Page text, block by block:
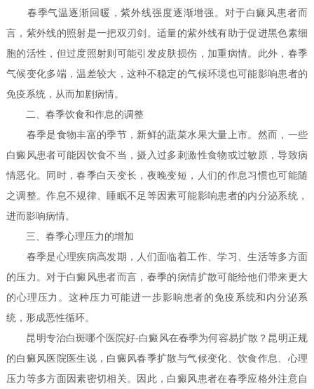
春季气温逐渐回暖，紫外线强度逐渐增强。对于白癜风患者而
言，紫外线的照射是一把双刃剑。适量的紫外线有助于促进黑色素细
胞的活性，但过度照射则可能引发皮肤损伤，加重病情。此外，春季
气候变化多端，温差较大，这种不稳定的气候环境也可能影响患者的
免疫系统，从而加剧病情。
二、春季饮食和作息的调整
春季是食物丰富的季节，新鲜的蔬菜水果大量上市。然而，一些
白癜风患者可能因饮食不当，摄入过多刺激性食物或过敏原，导致病
情恶化。同时，春季白天变长，夜晚变短，人们的作息习惯也可能随
之调整。作息不规律、睡眠不足等因素可能影响患者的内分泌系统，
进而影响病情。
三、春季心理压力的增加
春季是心理疾病高发期，人们面临着工作、学习、生活等多方面
的压力。对于白癜风患者而言，春季的病情扩散可能给他们带来更大
的心理压力。这种压力可能进一步影响患者的免疫系统和内分泌系
统，形成恶性循环。
昆明专治白斑哪个医院好-白癜风在春季为何容易扩散？昆明正规
的白癜风医院医生说，白癜风春季扩散与气候变化、饮食作息、心理
压力等多方面因素密切相关。因此，白癜风患者在春季应格外注意自